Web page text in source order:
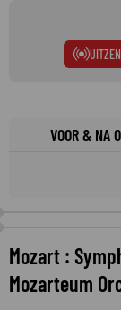
VOOR & NA
Mozart :
Mozarteum